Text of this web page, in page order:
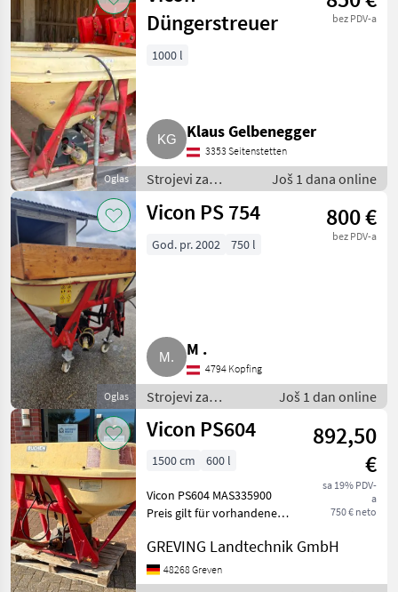
Rasipači
mineralnog đubriva
Oglas
Düngerstreuer
bez PDV-a
1000 l
Klaus Gelbenegger
3353 Seitenstetten
Strojevi za
đubrenje,
gnojenje i
Rasipači
Još 1 dana online
Oglas
Vicon PS 754 800 €
bez PDV-a
God. pr. 2002 750 l
M .
4794 Kopfing
Strojevi za
đubrenje, gnojenje
i navodnjavanje /
mineralnog
Još 1 dan online
Vicon PS604
892,50
€
sa 19% PDV-
a
750 € neto
1500 cm 600 l
Vicon PS604 MAS335900
Preis gilt für vorhandenen
freibleibend. Irrtümer ,
Änderungen und
Zwischenverkauf
GREVING Landtechnik GmbH
48268 Greven